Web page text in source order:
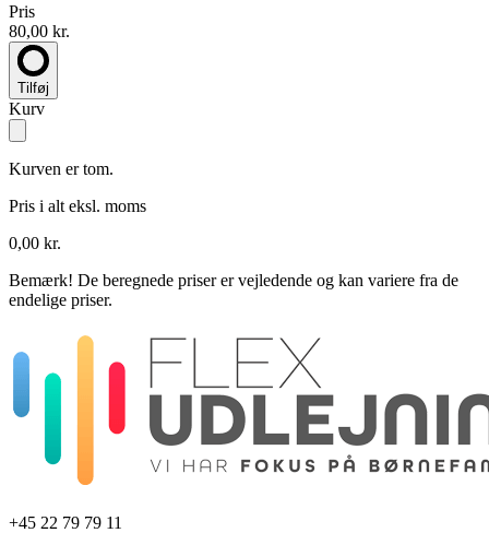
Pris
80,00 kr.
Tilføj
Kurv
Kurven er tom.
Pris i alt eksl. moms
0,00 kr.
Bemærk! De beregnede priser er vejledende og kan variere fra de
endelige priser.
+45 22 79 79 11